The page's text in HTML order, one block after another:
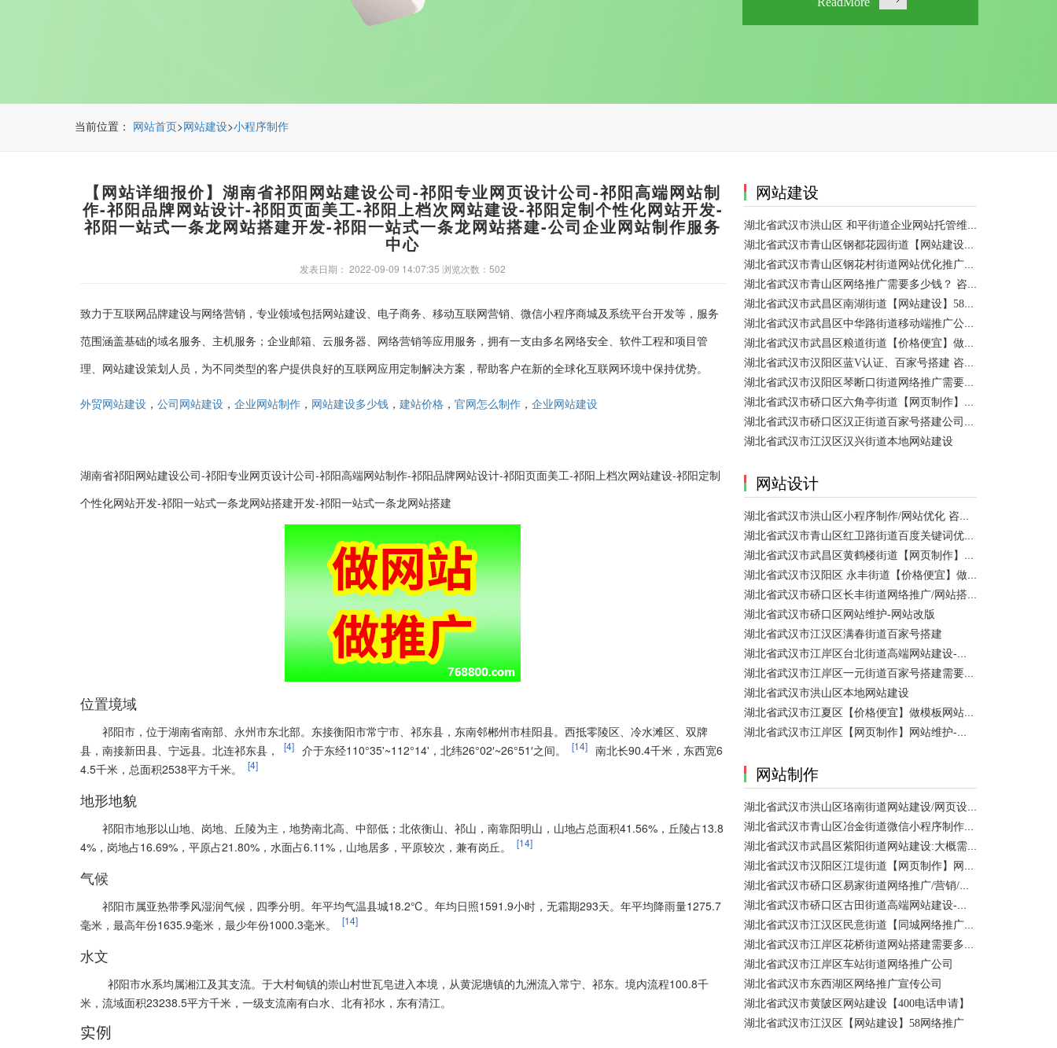
当前位置： 网站首页> 网站建设>小程序制作
【网站详细报价】湖南省祁阳网站建设公司-祁阳专业网页设计公司-祁阳高端网站制
作-祁阳品牌网站设计-祁阳页面美工-祁阳上档次网站建设-祁阳定制个性化网站开发-
祁阳一站式一条龙网站搭建开发-祁阳一站式一条龙网站搭建-公司企业网站制作服务
中心
发表日期： 2022-09-09 14:07:35 浏览次数：502
致力于互联网品牌建设与网络营销，专业领域包括网站建设、电子商务、移动互联网营销、微信小程序商城及系统平台开发等，服务
范围涵盖基础的域名服务、主机服务；企业邮箱、云服务器、网络营销等应用服务，拥有一支由多名网络安全、软件工程和项目管
理、网站建设策划人员，为不同类型的客户提供良好的互联网应用定制解决方案，帮助客户在新的全球化互联网环境中保持优势。
外贸网站建设 ， 公司网站建设 ， 企业网站制作 ， 网站建设多少钱 ， 建站价格 ， 官网怎么制作 ， 企业网站建设
湖南省祁阳网站建设公司-祁阳专业网页设计公司-祁阳高端网站制作-祁阳品牌网站设计-祁阳页面美工-祁阳上档次网站建设-祁阳定制
个性化网站开发-祁阳一站式一条龙网站搭建开发-祁阳一站式一条龙网站搭建
位置境域
祁阳市，位于湖南省南部、永州市东北部。东接衡阳市常宁市、祁东县，东南邻郴州市桂阳县。西抵零陵区、冷水滩区、双牌
县，南接新田县、宁远县。北连祁东县，
[4] 介于东经110°35'~112°14'，北纬26°02′~26°51′之间。 [14] 南北长90.4千米，东西宽6
4.5千米，总面积2538平方千米。
[4]
地形地貌
祁阳市地形以山地、岗地、丘陵为主，地势南北高、中部低；北依衡山、祁山，南靠阳明山，山地占总面积41.56%，丘陵占13.8
4%，岗地占16.69%，平原占21.80%，水面占6.11%，山地居多，平原较次，兼有岗丘。
[14]
气候
祁阳市属亚热带季风湿润气候，四季分明。年平均气温县城18.2℃。年均日照1591.9小时，无霜期293天。年平均降雨量1275.7
毫米，最高年份1635.9毫米，最少年份1000.3毫米。
[14]
水文
祁阳市水系均属湘江及其支流。于大村甸镇的崇山村世瓦皂进入本境，从黄泥塘镇的九洲流入常宁、祁东。境内流程100.8千
米，流域面积23238.5平方千米，一级支流南有白水、北有祁水，东有清江。
实例
网站建设
湖北省武汉市洪山区 和平街道企业网站托管维护/网站优化 咨询服务
湖北省武汉市青山区钢都花园街道【网站建设】做一个网站大概需要多少钱？ 咨询服务
湖北省武汉市青山区钢花村街道网站优化推广外包|小程序开发 咨询服务
湖北省武汉市青山区网络推广需要多少钱？ 咨询服务
湖北省武汉市武昌区南湖街道【网站建设】58网络推广
湖北省武汉市武昌区中华路街道移动端推广公司【网站建设一条龙】
湖北省武汉市武昌区粮道街道【价格便宜】做模板网站 咨询服务
湖北省武汉市汉阳区蓝V认证、百家号搭建 咨询服务
湖北省武汉市汉阳区琴断口街道网络推广需要多少钱？
湖北省武汉市硚口区六角亭街道【网页制作】网站维护
湖北省武汉市硚口区汉正街道百家号搭建公司【网站建设一条龙】
湖北省武汉市江汉区汉兴街道本地网站建设
网站设计
湖北省武汉市洪山区小程序制作/网站优化 咨询服务
湖北省武汉市青山区红卫路街道百度关键词优化排名、搜索推广 咨询服务
湖北省武汉市武昌区黄鹤楼街道【网页制作】网站维护
湖北省武汉市汉阳区 永丰街道【价格便宜】做模板网站 咨询服务
湖北省武汉市硚口区长丰街道网络推广/网站搭建需要多少钱？
湖北省武汉市硚口区网站维护-网站改版
湖北省武汉市江汉区满春街道百家号搭建
湖北省武汉市江岸区台北街道高端网站建设-【网站建设】做一个网站大概需要多少钱？
湖北省武汉市江岸区一元街道百家号搭建需要多少钱？
湖北省武汉市洪山区本地网站建设
湖北省武汉市江夏区【价格便宜】做模板网站需要多少钱？
湖北省武汉市江岸区【网页制作】网站维护-网站改版
网站制作
湖北省武汉市洪山区珞南街道网站建设/网页设计 咨询服务
湖北省武汉市青山区冶金街道微信小程序制作公司/网站制作 咨询服务
湖北省武汉市武昌区紫阳街道网站建设:大概需要多久可以制作好？
湖北省武汉市汉阳区江堤街道【网页制作】网站维护 咨询服务
湖北省武汉市硚口区易家街道网络推广/营销/宣传公司
湖北省武汉市硚口区古田街道高端网站建设-百家号注册
湖北省武汉市江汉区民意街道【同城网络推广】店铺推广
湖北省武汉市江岸区花桥街道网站搭建需要多少钱？
湖北省武汉市江岸区车站街道网络推广公司
湖北省武汉市东西湖区网络推广宣传公司
湖北省武汉市黄陂区网站建设【400电话申请】
湖北省武汉市江汉区【网站建设】58网络推广